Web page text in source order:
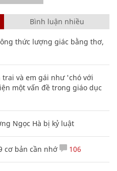
Bình luận nhiều
thức lượng giác bằng thơ,
và em gái như 'chó với
một vấn đề trong giáo dục
Ngọc Hà bị kỷ luật
cơ bản cần nhớ 106